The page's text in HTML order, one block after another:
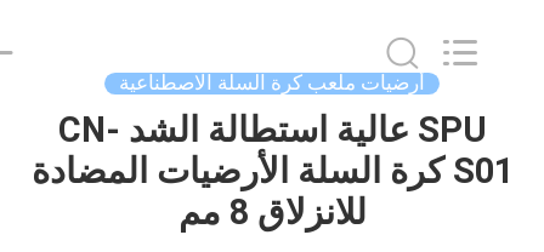
مسكن
أرضيات ملعب كرة السلة الاصطناعية
SPU عالية استطالة الشد CN-
S01 كرة السلة الأرضيات المضادة
للانزلاق 8 مم